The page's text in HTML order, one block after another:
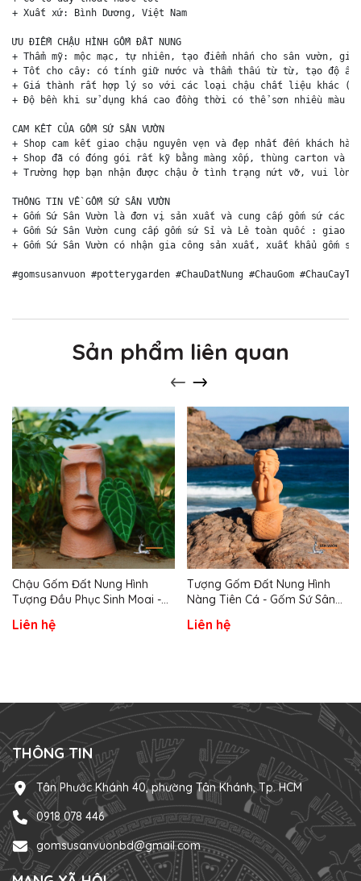
+ Xuất xứ: Bình Dương, Việt Nam
ƯU ĐIỂM CHẬU HÌNH GỐM ĐẤT NUNG
+ Thẩm mỹ: mộc mạc, tự nhiên, tạo điểm nhấn cho sân vườn,
+ Tốt cho cây: có tính giữ nước và thẩm thấu từ từ, tạo độ ẩm
+ Giá thành rất hợp lý so với các loại chậu chất liệu khác
+ Độ bền khi sử dụng khá cao đồng thời có thể sơn nhiều màu
CAM KẾT CỦA GỐM SỨ SÂN VƯỜN
+ Shop cam kết giao chậu nguyên vẹn và đẹp nhất đến khách hàng
+ Shop đã có đóng gói rất kỹ bằng màng xốp, thùng carton và
+ Trường hợp bạn nhận được chậu ở tình trạng nứt vỡ, vui lòng
THÔNG TIN VỀ GỐM SỨ SÂN VƯỜN
+ Gốm Sứ Sân Vườn là đơn vị sản xuất và cung cấp gốm sứ
+ Gốm Sứ Sân Vườn cung cấp gốm sứ Sỉ và Lẻ toàn quốc :
+ Gốm Sứ Sân Vườn có nhận gia công sản xuất, xuất khẩu gốm sứ
#gomsusanvuon #potterygarden #ChauDatNung #ChauGom
Sản phẩm liên quan
Chậu Gốm Đất Nung Hình
Tượng Đầu Phục Sinh Moai -
Liên hệ
Tượng Gốm Đất Nung Hình
Nàng Tiên Cá - Gốm Sứ Sân
Liên hệ
THÔNG TIN
Tân Phước Khánh 40, phường Tân Khánh, Tp. HCM
0918 078 446
gomsusanvuonbd@gmail.com